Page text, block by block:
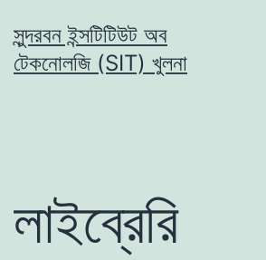
to
content
সুন্দরবন ইন্সটিটিউট অব
টেকনোলজি (SIT) খুলনা
লাইব্রেরি